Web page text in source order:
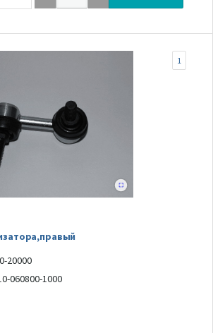
1
20000
060800-1000